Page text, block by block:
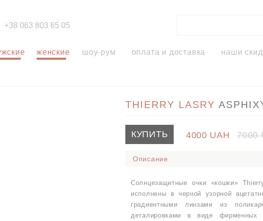
+38 063 803 65 05
женские шоу-рум оплата и доставка наши
THIERRY LASRY
КУПИТЬ 4000 UAH 7000
Описание
Солнцезащитные очки «кошки»
исполнены в черной узорной
градиентными линзами из
деталировками в виде фирменных